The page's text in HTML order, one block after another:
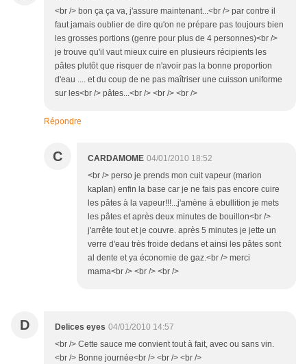
<br /> bon ça ça va, j'assure maintenant...<br /> par contre il
faut jamais oublier de dire qu'on ne prépare pas toujours bien
les grosses portions (genre pour plus de 4 personnes)<br />
je trouve qu'il vaut mieux cuire en plusieurs récipients les
pâtes plutôt que risquer de n'avoir pas la bonne proportion
d'eau .... et du coup de ne pas maîtriser une cuisson uniforme
sur les<br /> pâtes...<br /> <br /> <br />
Répondre
C CARDAMOME 04/01/2010 18:52
<br /> perso je prends mon cuit vapeur (marion
kaplan) enfin la base car je ne fais pas encore cuire
les pâtes à la vapeur!!!...j'amène à ebullition je mets
les pâtes et après deux minutes de bouillon<br />
j'arrête tout et je couvre. après 5 minutes je jette un
verre d'eau très froide dedans et ainsi les pâtes sont
al dente et ya économie de gaz.<br /> merci
mama<br /> <br /> <br />
D Delices eyes 04/01/2010 14:57
<br /> Cette sauce me convient tout à fait, avec ou sans vin.
<br /> Bonne journée<br /> <br /> <br />